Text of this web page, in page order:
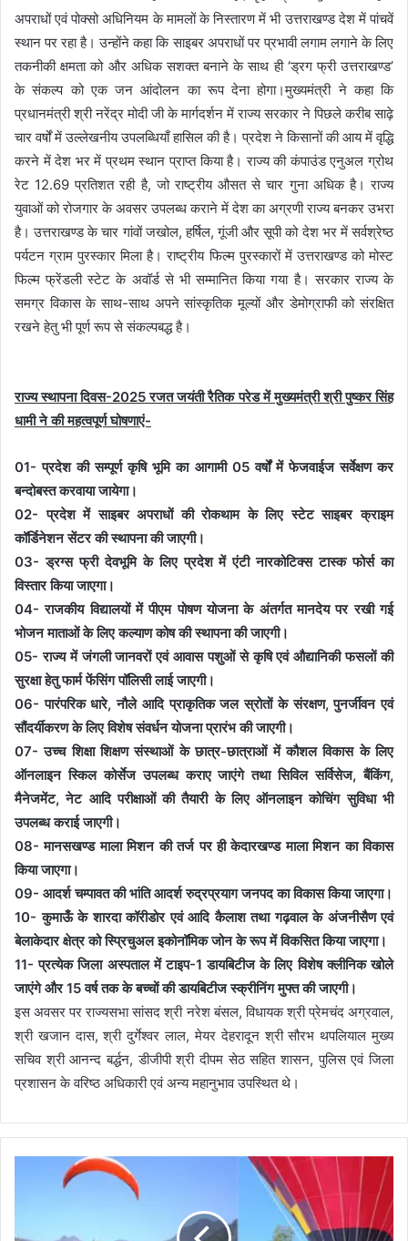
अपराधों एवं पोक्सो अधिनियम के मामलों के निस्तारण में भी उत्तराखण्ड देश में पांचवें
स्थान पर रहा है। उन्होंने कहा कि साइबर अपराधों पर प्रभावी लगाम लगाने के लिए
तकनीकी क्षमता को और अधिक सशक्त बनाने के साथ ही ‘ड्रग फ्री उत्तराखण्ड’
के संकल्प को एक जन आंदोलन का रूप देना होगा।मुख्यमंत्री ने कहा कि
प्रधानमंत्री श्री नरेंद्र मोदी जी के मार्गदर्शन में राज्य सरकार ने पिछले करीब साढ़े
चार वर्षों में उल्लेखनीय उपलब्धियाँ हासिल की है। प्रदेश ने किसानों की आय में वृद्धि
करने में देश भर में प्रथम स्थान प्राप्त किया है। राज्य की कंपाउंड एनुअल ग्रोथ
रेट 12.69 प्रतिशत रही है, जो राष्ट्रीय औसत से चार गुना अधिक है। राज्य
युवाओं को रोजगार के अवसर उपलब्ध कराने में देश का अग्रणी राज्य बनकर उभरा
है। उत्तराखण्ड के चार गांवों जखोल, हर्षिल, गूंजी और सूपी को देश भर में सर्वश्रेष्ठ
पर्यटन ग्राम पुरस्कार मिला है। राष्ट्रीय फिल्म पुरस्कारों में उत्तराखण्ड को मोस्ट
फिल्म फ्रेंडली स्टेट के अवॉर्ड से भी सम्मानित किया गया है। सरकार राज्य के
समग्र विकास के साथ-साथ अपने सांस्कृतिक मूल्यों और डेमोग्राफी को संरक्षित
रखने हेतु भी पूर्ण रूप से संकल्पबद्ध है।
राज्य स्थापना दिवस-2025 रजत जयंती रैतिक परेड में मुख्यमंत्री श्री पुष्कर सिंह
धामी ने की महत्वपूर्ण घोषणाएं-
01- प्रदेश की सम्पूर्ण कृषि भूमि का आगामी 05 वर्षों में फेजवाईज सर्वेक्षण कर
बन्दोबस्त करवाया जायेगा।
02- प्रदेश में साइबर अपराधों की रोकथाम के लिए स्टेट साइबर क्राइम
कॉर्डिनेशन सेंटर की स्थापना की जाएगी।
03- ड्रग्स फ्री देवभूमि के लिए प्रदेश में एंटी नारकोटिक्स टास्क फोर्स का
विस्तार किया जाएगा।
04- राजकीय विद्यालयों में पीएम पोषण योजना के अंतर्गत मानदेय पर रखी गई
भोजन माताओं के लिए कल्याण कोष की स्थापना की जाएगी।
05- राज्य में जंगली जानवरों एवं आवास पशुओं से कृषि एवं औद्यानिकी फसलों की
सुरक्षा हेतु फार्म फेंसिंग पॉलिसी लाई जाएगी।
06- पारंपरिक धारे, नौले आदि प्राकृतिक जल स्रोतों के संरक्षण, पुनर्जीवन एवं
सौंदर्यीकरण के लिए विशेष संवर्धन योजना प्रारंभ की जाएगी।
07- उच्च शिक्षा शिक्षण संस्थाओं के छात्र-छात्राओं में कौशल विकास के लिए
ऑनलाइन स्किल कोर्सेज उपलब्ध कराए जाएंगे तथा सिविल सर्विसेज, बैंकिंग,
मैनेजमेंट, नेट आदि परीक्षाओं की तैयारी के लिए ऑनलाइन कोचिंग सुविधा भी
उपलब्ध कराई जाएगी।
08- मानसखण्ड माला मिशन की तर्ज पर ही केदारखण्ड माला मिशन का विकास
किया जाएगा।
09- आदर्श चम्पावत की भांति आदर्श रुद्रप्रयाग जनपद का विकास किया जाएगा।
10- कुमाऊँ के शारदा कॉरीडोर एवं आदि कैलाश तथा गढ़वाल के अंजनीसैण एवं
बेलाकेदार क्षेत्र को स्प्रिचुअल इकोनॉमिक जोन के रूप में विकसित किया जाएगा।
11- प्रत्येक जिला अस्पताल में टाइप-1 डायबिटीज के लिए विशेष क्लीनिक खोले
जाएंगे और 15 वर्ष तक के बच्चों की डायबिटीज स्क्रीनिंग मुफ्त की जाएगी।
इस अवसर पर राज्यसभा सांसद श्री नरेश बंसल, विधायक श्री प्रेमचंद अग्रवाल,
श्री खजान दास, श्री दुर्गेश्वर लाल, मेयर देहरादून श्री सौरभ थपलियाल मुख्य
सचिव श्री आनन्द बर्द्धन, डीजीपी श्री दीपम सेठ सहित शासन, पुलिस एवं जिला
प्रशासन के वरिष्ठ अधिकारी एवं अन्य महानुभाव उपस्थित थे।